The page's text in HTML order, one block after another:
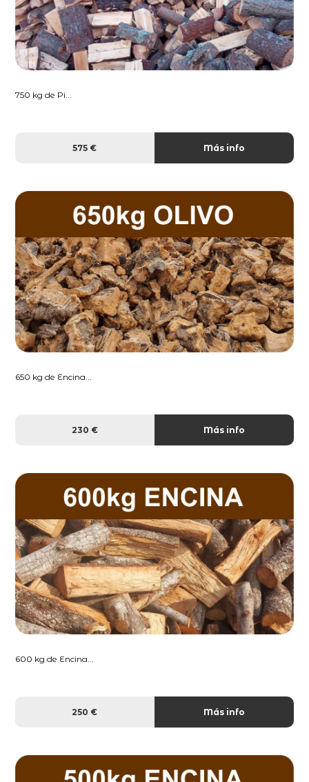
750 kg de Pi...
575 € Más info
650 kg de Encina...
230 € Más info
600 kg de Encina...
250 € Más info